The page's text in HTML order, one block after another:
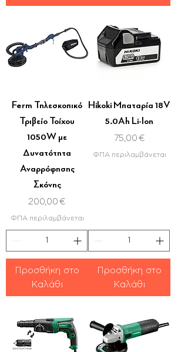
Ferm Τηλεσκοπικό
Τριβείο Τοίχου
1050W με
Δυνατότητα
Αναρρόφησης
Σκόνης
Τιμή
200,00 €
ΦΠΑ περιλαμβάνεται
Προσθήκη στο
Καλάθι
Hikoki Μπαταρία 18V
5.0Ah Li-Ion
Τιμή
75,00 €
ΦΠΑ περιλαμβάνεται
Προσθήκη στο
Καλάθι